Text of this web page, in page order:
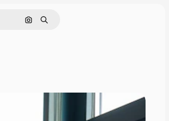
Nach Bild suchen
Suchen